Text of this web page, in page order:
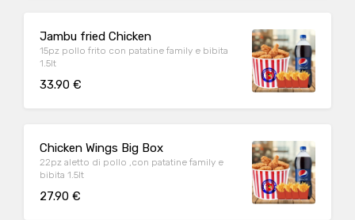
Jambu fried Chicken
15pz pollo frito con patatine family e bibita
1.5lt
33.90 €
Chicken Wings Big Box
22pz aletto di pollo ,con patatine family e
bibita 1.5lt
27.90 €